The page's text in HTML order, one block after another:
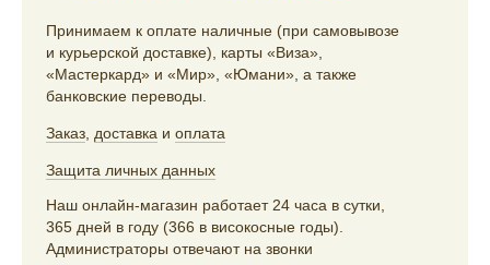
Принимаем к оплате наличные (при самовывозе
и курьерской доставке), карты «Виза»,
«Мастеркард» и «Мир», «Юмани», а также
банковские переводы.
Заказ доставка и оплата
Защита личных данных
Наш онлайн-магазин работает 24 часа в сутки,
365 дней в году (366 в високосные годы).
Администраторы отвечают на звонки